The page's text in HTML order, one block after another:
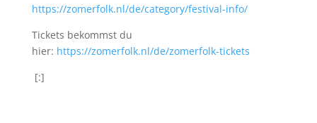
https://zomerfolk.nl/de/category/festival-info/
Tickets bekommst du
hier: https://zomerfolk.nl/de/zomerfolk-tickets
[:]